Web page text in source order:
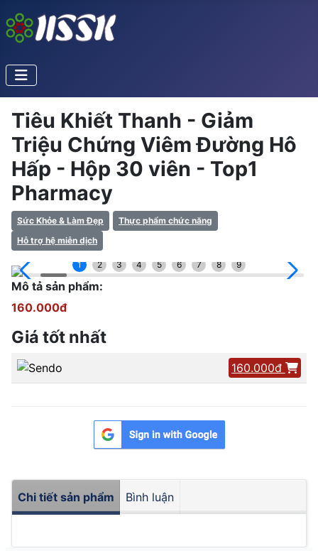
Tiêu Khiết Thanh - Giảm
Triệu Chứng Viêm Đường Hô
Hấp - Hộp 30 viên - Top1
Pharmacy
Sức Khỏe & Làm Đẹp
Thực phẩm chức năng
Hỗ trợ hệ miễn dịch
1 2 3 4 5 6 7 8 9
Mô tả sản phẩm:
160.000đ
Giá tốt nhất
160.000đ
Chi tiết sản phẩm Bình luận